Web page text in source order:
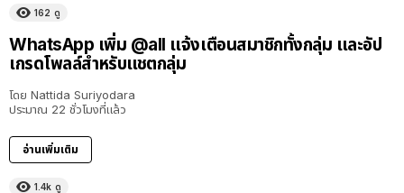
162 ดู
WhatsApp เพิ่ม @all แจ้งเตือนสมาชิกทั้งกลุ่ม และอัป
เกรดโพลล์สำหรับแชตกลุ่ม
โดย Nattida Suriyodara
ประมาณ 22 ชั่วโมงที่แล้ว
อ่านเพิ่มเติม
1.4k ดู